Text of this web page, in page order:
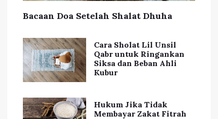
Bacaan Doa Setelah Shalat Dhuha
Cara Sholat Lil Unsil
Qabr untuk Ringankan
Siksa dan Beban Ahli
Kubur
Hukum Jika Tidak
Membayar Zakat Fitrah